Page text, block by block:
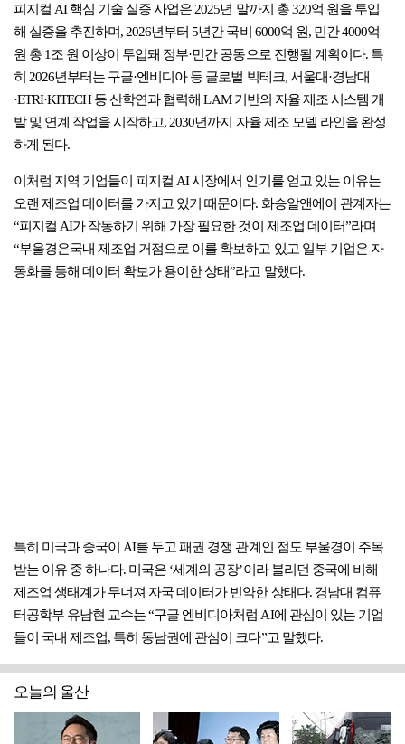
피지컬 AI 핵심 기술 실증 사업은 2025년 말까지 총 320억 원을 투입
해 실증을 추진하며, 2026년부터 5년간 국비 6000억 원, 민간 4000억
원 총 1조 원 이상이 투입돼 정부·민간 공동으로 진행될 계획이다. 특
히 2026년부터는 구글·엔비디아 등 글로벌 빅테크, 서울대·경남대
·ETRI·KITECH 등 산학연과 협력해 LAM 기반의 자율 제조 시스템 개
발 및 연계 작업을 시작하고, 2030년까지 자율 제조 모델 라인을 완성
하게 된다.
이처럼 지역 기업들이 피지컬 AI 시장에서 인기를 얻고 있는 이유는
오랜 제조업 데이터를 가지고 있기 때문이다. 화승알앤에이 관계자는
“피지컬 AI가 작동하기 위해 가장 필요한 것이 제조업 데이터”라며
“부울경은국내 제조업 거점으로 이를 확보하고 있고 일부 기업은 자
동화를 통해 데이터 확보가 용이한 상태”라고 말했다.
특히 미국과 중국이 AI를 두고 패권 경쟁 관계인 점도 부울경이 주목
받는 이유 중 하나다. 미국은 ‘세계의 공장’이라 불리던 중국에 비해
제조업 생태계가 무너져 자국 데이터가 빈약한 상태다. 경남대 컴퓨
터공학부 유남현 교수는 “구글 엔비디아처럼 AI에 관심이 있는 기업
들이 국내 제조업, 특히 동남권에 관심이 크다”고 말했다.
오늘의 울산